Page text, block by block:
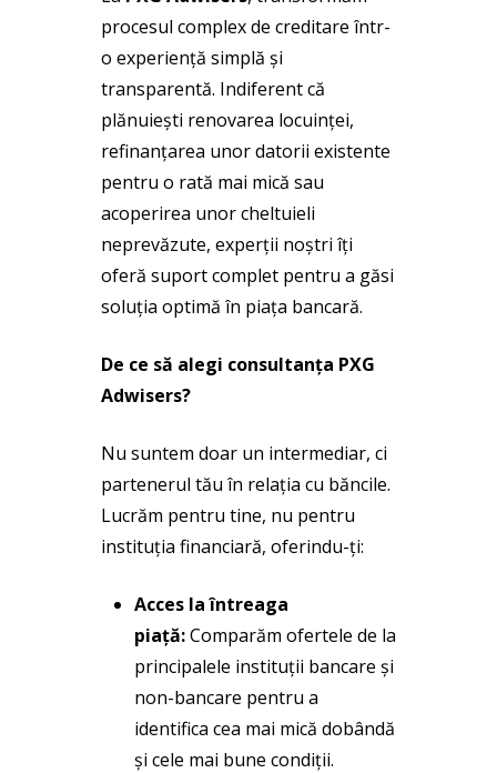
procesul complex de creditare într-
o experiență simplă și
transparentă. Indiferent că
plănuiești renovarea locuinței,
refinanțarea unor datorii existente
pentru o rată mai mică sau
acoperirea unor cheltuieli
neprevăzute, experții noștri îți
oferă suport complet pentru a găsi
soluția optimă în piața bancară.
De ce să alegi consultanța PXG
Adwisers?
Nu suntem doar un intermediar, ci
partenerul tău în relația cu băncile.
Lucrăm pentru tine, nu pentru
instituția financiară, oferindu-ți:
Acces la întreaga
piață:Comparăm ofertele de la
principalele instituții bancare și
non-bancare pentru a
identifica cea mai mică dobândă
și cele mai bune condiții.